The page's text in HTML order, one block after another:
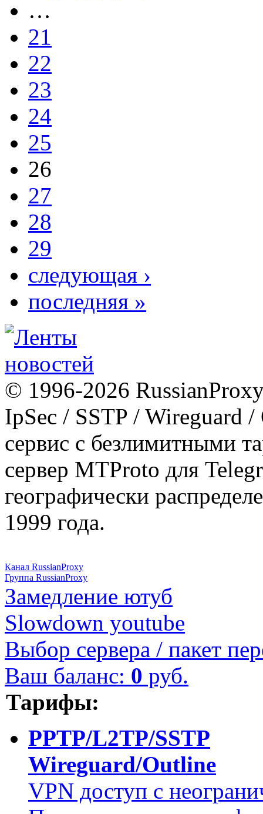
…
21
22
23
24
25
26
27
28
29
следующая ›
последняя »
© 1996-2026
IpSec / SSTP / Wireguard
сервис с безлимитными
сервер MTProto для
географически
1999 года.
Канал RussianProxy
Группа RussianProxy
Замедление ютуб
Slowdown youtube
Выбор сервера / пакет
Ваш баланс: 0 руб.
Тарифы:
PPTP/L2TP/SSTP
Wireguard/Outline
VPN доступ с